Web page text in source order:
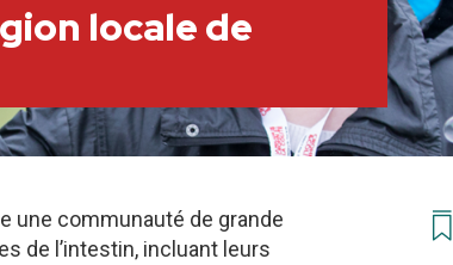
locale de
une communauté de grande
de l’intestin, incluant leurs